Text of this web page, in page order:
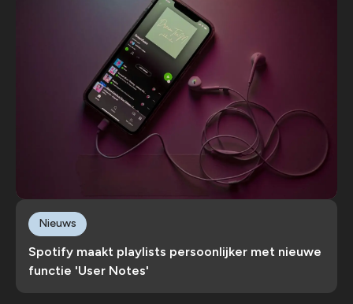
Spotify maakt playlists persoonlijker met nieuwe
functie 'User Notes'
Nieuws